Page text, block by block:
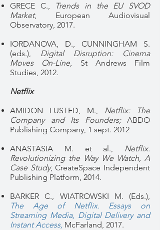
GRECE C.,
Trends in the EU SVOD
Market, European Audiovisual
Observatory, 2017.
IORDANOVA, D., CUNNINGHAM S.
(eds.), Digital Disruption: Cinema
Moves On-Line, St Andrews Film
Studies, 2012.
Netflix
AMIDON LUSTED, M., Netflix: The
Company and Its Founders; ABDO
Publishing Company, 1 sept. 2012
ANASTASIA M. et al., Netflix.
Revolutionizing the Way We Watch, A
Case Study, CreateSpace Independent
Publishing Platform, 2014.
BARKER C., WIATROWSKI M. (Eds.),
The Age of Netflix. Essays on
Streaming Media, Digital Delivery and
Instant Access, McFarland, 2017.